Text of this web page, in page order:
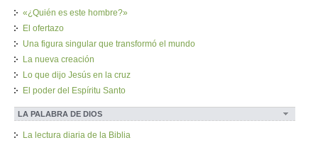
«¿Quién es este hombre?»
El ofertazo
Una figura singular que transformó el mundo
La nueva creación
Lo que dijo Jesús en la cruz
El poder del Espíritu Santo
LA PALABRA DE DIOS
La lectura diaria de la Biblia